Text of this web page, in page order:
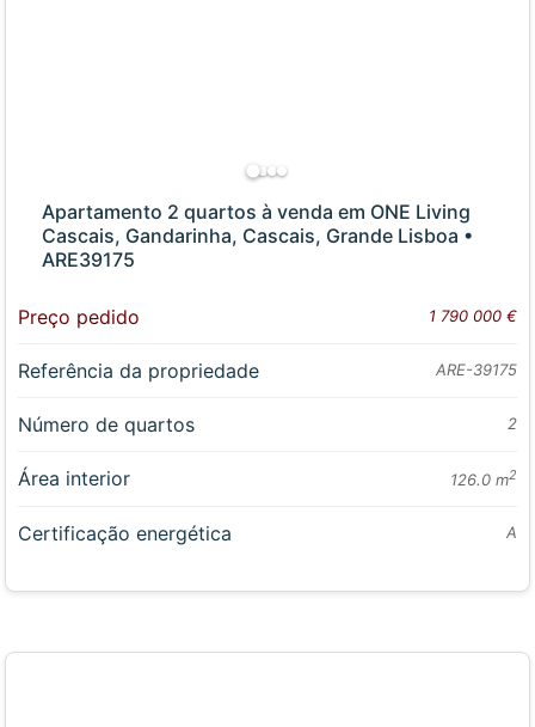
Apartamento 2 quartos à venda em ONE Living
Cascais, Gandarinha, Cascais, Grande Lisboa •
ARE39175
Preço pedido 1 790 000 €
Referência da propriedade ARE-39175
Número de quartos 2
Área interior 126.0 m2
Certificação energética A